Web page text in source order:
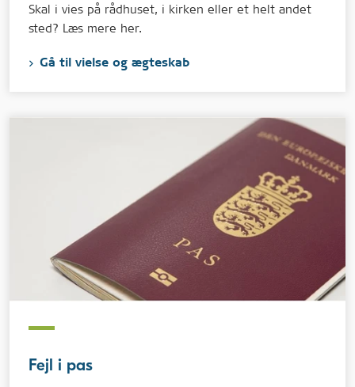
Skal i vies på rådhuset, i kirken eller et helt andet
sted? Læs mere her.
Gå til vielse og ægteskab
Fejl i pas